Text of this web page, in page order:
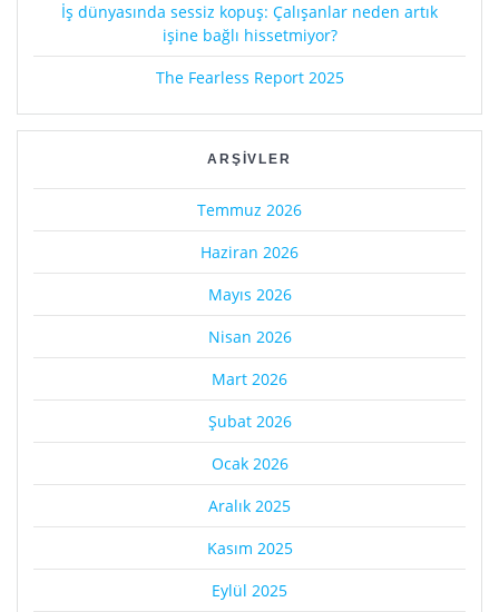
İş dünyasında sessiz kopuş: Çalışanlar neden artık
işine bağlı hissetmiyor?
The Fearless Report 2025
ARŞIVLER
Temmuz 2026
Haziran 2026
Mayıs 2026
Nisan 2026
Mart 2026
Şubat 2026
Ocak 2026
Aralık 2025
Kasım 2025
Eylül 2025